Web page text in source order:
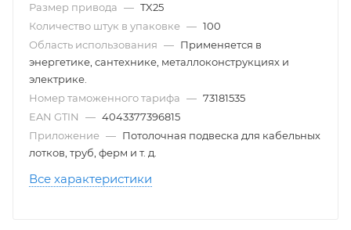
Размер привода — TX25
Количество штук в упаковке — 100
Область использования — Применяется в
энергетике, сантехнике, металлоконструкциях и
электрике.
Номер таможенного тарифа — 73181535
EAN GTIN
— 4043377396815
Приложение — Потолочная подвеска для кабельных
лотков, труб, ферм и т. д.
Все характеристики